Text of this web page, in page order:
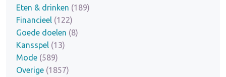
Eten & drinken (189)
Financieel (122)
Goede doelen (8)
Kansspel (13)
Mode (589)
Overige (1857)